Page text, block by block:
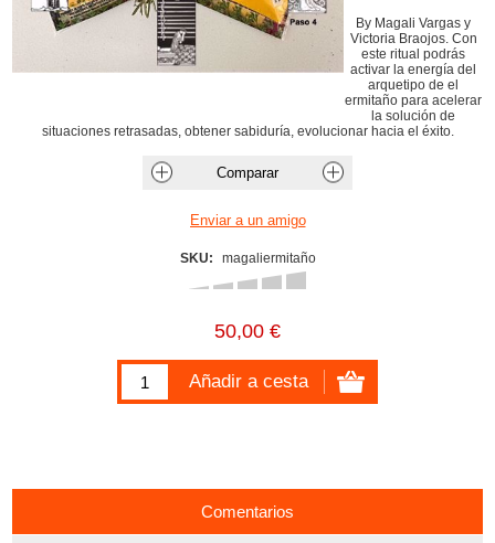
By Magali Vargas y
Victoria Braojos. Con
este ritual podrás
activar la energía del
arquetipo de el
ermitaño para acelerar
la solución de
situaciones retrasadas, obtener sabiduría, evolucionar hacia el éxito.
SKU: magaliermitaño
50,00 €
Comentarios